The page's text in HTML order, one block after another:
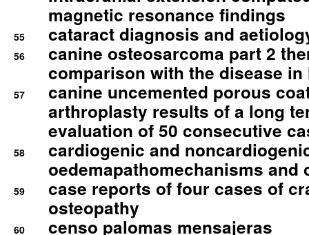
magnetic resonance findings
55 cataract diagnosis and
56
canine osteosarcoma part 2
comparison with the disease in
57
canine uncemented porous
arthroplasty results of a long
evaluation of 50 consecutive
58
cardiogenic and
oedemapathomechanisms and
59
case reports of four cases of
osteopathy
60
censo palomas mensajeras